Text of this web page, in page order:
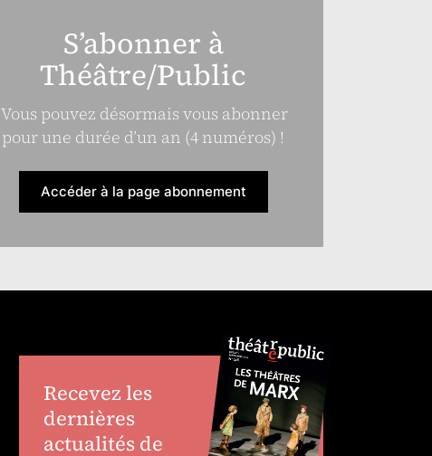
S’abonner à
Théâtre/Public
Vous pouvez désormais vous abonner
pour une durée d’un an (4 numéros) !
Accéder à la page abonnement
Recevez les
dernières
actualités de